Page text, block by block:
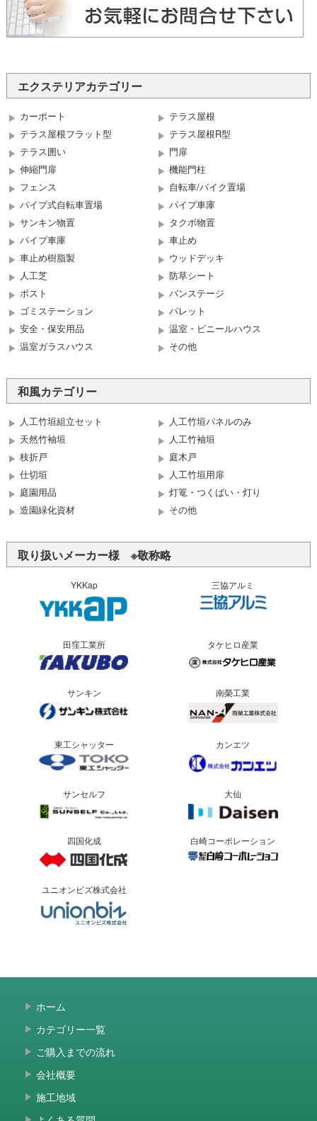
エクステリアカテゴリー
カーポート
テラス屋根
テラス屋根フラット型
テラス屋根R型
テラス囲い
門扉
伸縮門扉
機能門柱
フェンス
自転車/バイク置場
パイプ式自転車置場
パイプ車庫
サンキン物置
タクボ物置
パイプ車庫
車止め
車止め樹脂製
ウッドデッキ
人工芝
防草シート
ポスト
バンステージ
ゴミステーション
パレット
安全・保安用品
温室・ビニールハウス
温室ガラスハウス
その他
和風カテゴリー
人工竹垣組立セット
人工竹垣パネルのみ
天然竹袖垣
人工竹袖垣
枝折戸
庭木戸
仕切垣
人工竹垣用扉
庭園用品
灯篭・つくばい・灯り
造園緑化資材
その他
取り扱いメーカー様 ※敬称略
YKKap 三協アルミ
田窪工業所 タケヒロ産業
サンキン 南榮工業
東工シャッター カンエツ
サンセルフ 大仙
四国化成 白崎コーポレーション
ユニオンビズ株式会社
ホーム
カテゴリー一覧
ご購入までの流れ
会社概要
施工地域